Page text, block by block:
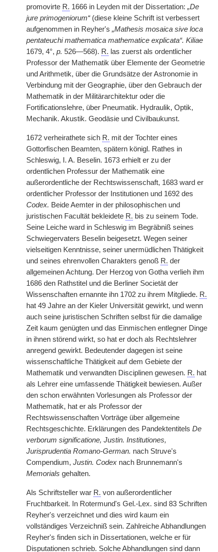
promovirte R. 1666 in Leyden mit der Dissertation: „De
jure primogeniorum“(diese kleine Schrift ist verbessert
aufgenommen in Reyher's „Mathesis mosaica sive loca
pentateuchi mathematica mathematice explicata“. Kiliae
1679, 4°, p. 526—568). R. las zuerst als ordentlicher
Professor der Mathematik über Elemente der Geometrie
und Arithmetik, über die Grundsätze der Astronomie in
Verbindung mit der Geographie, über den Gebrauch der
Mathematik in der Militärarchitektur oder die
Fortificationslehre, über Pneumatik. Hydraulik, Optik,
Mechanik. Akustik. Geodäsie und Civilbaukunst.
1672 verheirathete sich R. mit der Tochter eines
Gottorfischen Beamten, spätern königl. Rathes in
Schleswig, I. A. Beselin. 1673 erhielt er zu der
ordentlichen Professur der Mathematik eine
außerordentliche der Rechtswissenschaft, 1683 ward er
ordentlicher Professor der Institutionen und 1692 des
Codex. Beide Aemter in der philosophischen und
juristischen Facultät bekleidete R. bis zu seinem Tode.
Seine Leiche ward in Schleswig im Begräbniß seines
Schwiegervaters Beselin beigesetzt. Wegen seiner
vielseitigen Kenntnisse, seiner unermüdlichen Thätigkeit
und seines ehrenvollen Charakters genoß R. der
allgemeinen Achtung. Der Herzog von Gotha verlieh ihm
1686 den Rathstitel und die Berliner Societät der
Wissenschaften ernannte ihn 1702 zu ihrem Mitgliede. R.
hat 49 Jahre an der Kieler Universität gewirkt, und wenn
auch seine juristischen Schriften selbst für die damalige
Zeit kaum genügten und das Einmischen entlegner Dinge
in ihnen störend wirkt, so hat er doch als Rechtslehrer
anregend gewirkt. Bedeutender dagegen ist seine
wissenschaftliche Thätigkeit auf dem Gebiete der
Mathematik und verwandten Disciplinen gewesen. R. hat
als Lehrer eine umfassende Thätigkeit bewiesen. Außer
den schon erwähnten Vorlesungen als Professor der
Mathematik, hat er als Professor der
Rechtswissenschaften Vorträge über allgemeine
Rechtsgeschichte. Erklärungen des Pandektentitels De
verborum significatione, Justin. Institutiones,
Jurisprudentia Romano-German. nach Struve's
Compendium, Justin. Codex nach Brunnemann's
Memorials gehalten.
Als Schriftsteller war R. von außerordentlicher
Fruchtbarkeit. In Rotermund's Gel.-Lex. sind 83 Schriften
Reyher's verzeichnet und dies wird kaum ein
vollständiges Verzeichniß sein. Zahlreiche Abhandlungen
Reyher's finden sich in Dissertationen, welche er für
Disputationen schrieb. Solche Abhandlungen sind dann